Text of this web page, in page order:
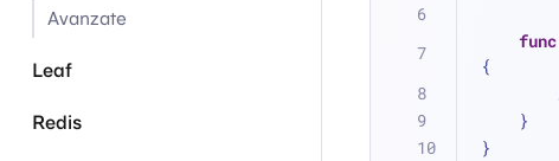
Avanzate
Leaf
Redis
func
{
    }
}